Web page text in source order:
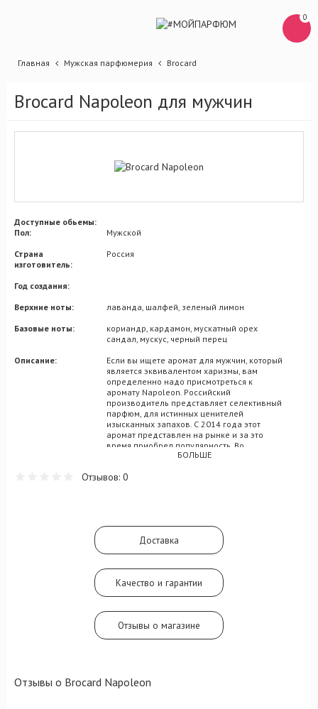
0
Главная Мужская парфюмерия Brocard
Brocard Napoleon для мужчин
Доступные обьемы:
Пол:
Мужской
Страна
изготовитель:
Россия
Год создания:
Верхние ноты:
лаванда, шалфей, зеленый лимон
Базовые ноты:
кориандр, кардамон, мускатный орех
сандал, мускус, черный перец
Описание:
Если вы ищете аромат для мужчин, который
является эквивалентом харизмы, вам
определенно надо присмотреться к
аромату Napoleon. Российский
производитель представляет селективный
парфюм, для истинных ценителей
изысканных запахов. С 2014 года этот
аромат представлен на рынке и за это
время приобрел популярность. Во
флаконе, который выглядит как бутылка
настоящего стиля. Парфюмерная
изысканный тон кардамона. Специи
отлично сочетаются с насыщенным и
богатым ароматом лаванды, брызгами
духи для холодного времени года отлично
подойдут для праздничных мероприятий и
встреч друзей, а также станут отличным
романтических свиданий. Подарите эти
великолепные духи себе или близкому
человеку.
БОЛЬШЕ
Отзывов: 0
Доставка
Качество и гарантии
Отзывы о магазине
Отзывы о Brocard Napoleon